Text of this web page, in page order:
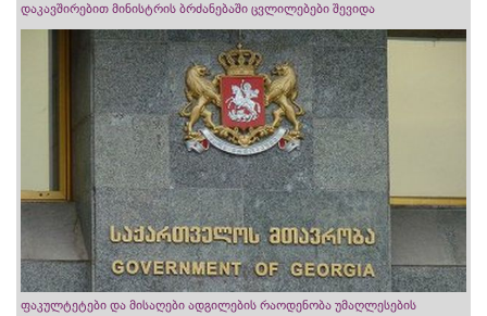
დაკავშირებით მინისტრის ბრძანებაში ცვლილებები შევიდა
ფაკულტეტები და მისაღები ადგილების რაოდენობა უმაღლესების